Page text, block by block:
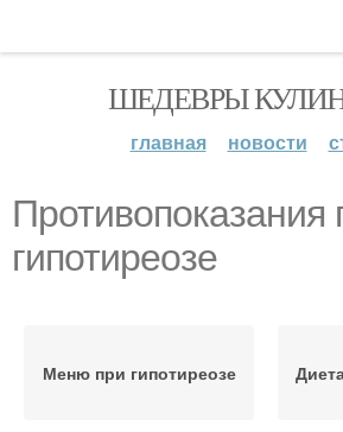
ШЕДЕВРЫ
главная новости
Противопоказания
гипотиреозе
Меню при гипотиреозе